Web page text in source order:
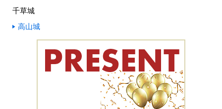
千草城
高山城